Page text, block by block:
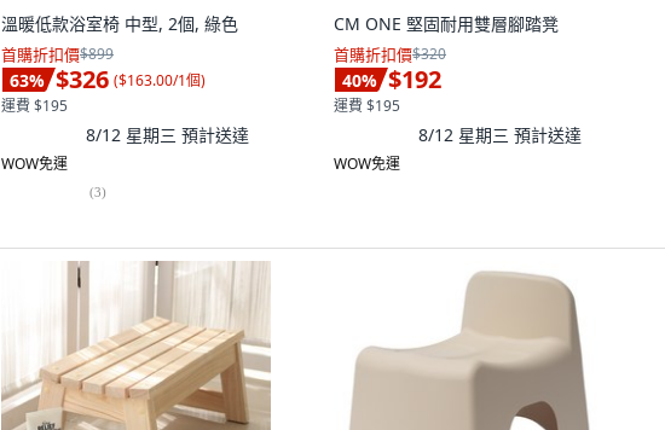
溫暖低款浴室椅 中型, 2個, 綠色
首購折扣價$899
63% $326 ($163.00/1個)
運費 $195
8/12 星期三 預計送達
WOW免運
(3)
CM ONE 堅固耐用雙層腳踏凳
首購折扣價$320
40% $192
運費 $195
8/12 星期三 預計送達
WOW免運